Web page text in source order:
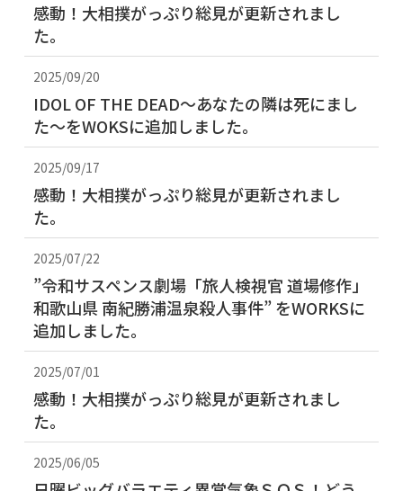
感動！大相撲がっぷり総見が更新されまし
た。
2025/09/20
IDOL OF THE DEAD～あなたの隣は死にまし
た～をWOKSに追加しました。
2025/09/17
感動！大相撲がっぷり総見が更新されまし
た。
2025/07/22
”令和サスペンス劇場「旅人検視官 道場修作」
和歌山県 南紀勝浦温泉殺人事件” をWORKSに
追加しました。
2025/07/01
感動！大相撲がっぷり総見が更新されまし
た。
2025/06/05